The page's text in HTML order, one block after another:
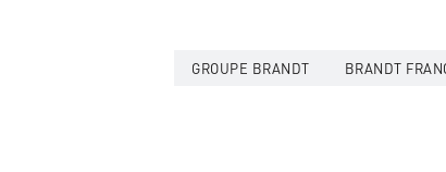
GROUPE BRANDT BRANDT